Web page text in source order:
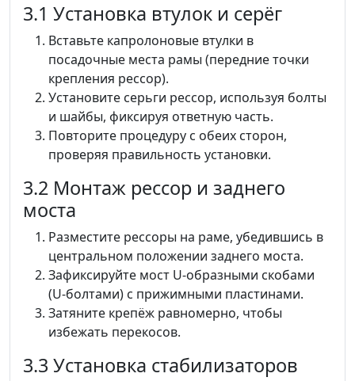
3.1 Установка втулок и серёг
Вставьте капролоновые втулки в
посадочные места рамы (передние точки
крепления рессор).
Установите серьги рессор, используя болты
и шайбы, фиксируя ответную часть.
Повторите процедуру с обеих сторон,
проверяя правильность установки.
3.2 Монтаж рессор и заднего
моста
Разместите рессоры на раме, убедившись в
центральном положении заднего моста.
Зафиксируйте мост U-образными скобами
(U-болтами) с прижимными пластинами.
Затяните крепёж равномерно, чтобы
избежать перекосов.
3.3 Установка стабилизаторов